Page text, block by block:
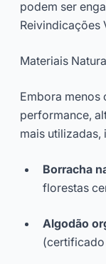
podem ser
Reivindicações
Materiais
Embora menos
performance,
mais utilizadas,
Borracha
florestas
Algodão
(certificado